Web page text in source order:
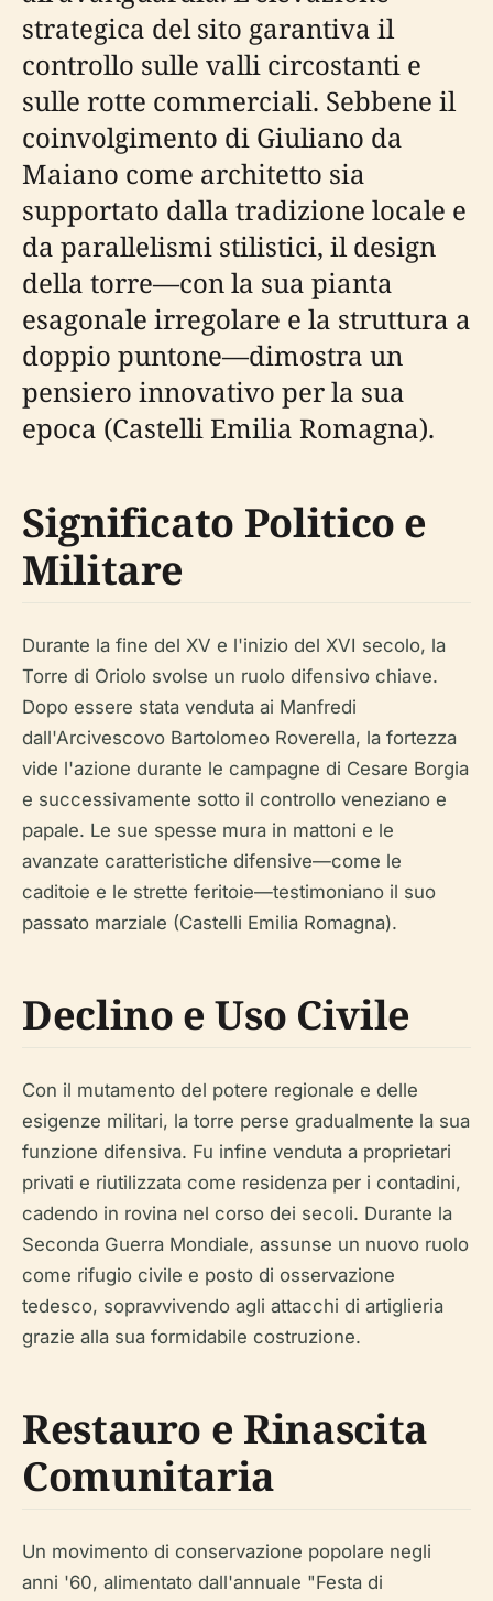
strategica del sito garantiva il
controllo sulle valli circostanti e
sulle rotte commerciali. Sebbene il
coinvolgimento di Giuliano da
Maiano come architetto sia
supportato dalla tradizione locale e
da parallelismi stilistici, il design
della torre—con la sua pianta
esagonale irregolare e la struttura a
doppio puntone—dimostra un
pensiero innovativo per la sua
epoca (Castelli Emilia Romagna).
Significato Politico e
Militare
Durante la fine del XV e l'inizio del XVI secolo, la
Torre di Oriolo svolse un ruolo difensivo chiave.
Dopo essere stata venduta ai Manfredi
dall'Arcivescovo Bartolomeo Roverella, la fortezza
vide l'azione durante le campagne di Cesare Borgia
e successivamente sotto il controllo veneziano e
papale. Le sue spesse mura in mattoni e le
avanzate caratteristiche difensive—come le
caditoie e le strette feritoie—testimoniano il suo
passato marziale (Castelli Emilia Romagna).
Declino e Uso Civile
Con il mutamento del potere regionale e delle
esigenze militari, la torre perse gradualmente la sua
funzione difensiva. Fu infine venduta a proprietari
privati e riutilizzata come residenza per i contadini,
cadendo in rovina nel corso dei secoli. Durante la
Seconda Guerra Mondiale, assunse un nuovo ruolo
come rifugio civile e posto di osservazione
tedesco, sopravvivendo agli attacchi di artiglieria
grazie alla sua formidabile costruzione.
Restauro e Rinascita
Comunitaria
Un movimento di conservazione popolare negli
anni '60, alimentato dall'annuale "Festa di